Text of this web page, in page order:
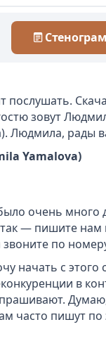
послушать.
зовут
Людмила, рады
Yamalova)
очень много
— пишите нам
по
начать с
в
часто пишут